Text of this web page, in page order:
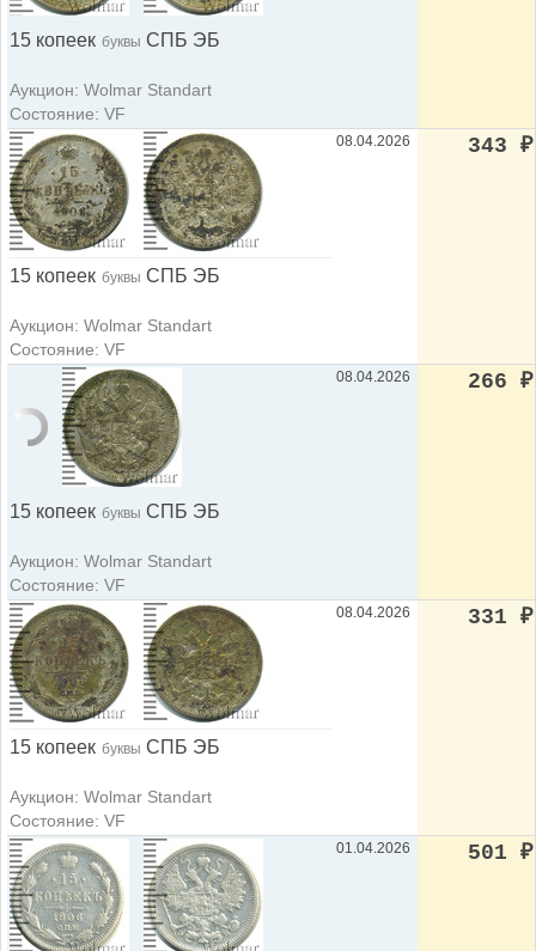
15 копеек буквы СПБ ЭБ
Аукцион: Wolmar Standart
Состояние: VF
15 копеек буквы СПБ ЭБ
Аукцион: Wolmar Standart
Состояние: VF
08.04.2026 343 ₽
15 копеек буквы СПБ ЭБ
Аукцион: Wolmar Standart
Состояние: VF
08.04.2026 266 ₽
15 копеек буквы СПБ ЭБ
Аукцион: Wolmar Standart
Состояние: VF
08.04.2026 331 ₽
01.04.2026 501 ₽